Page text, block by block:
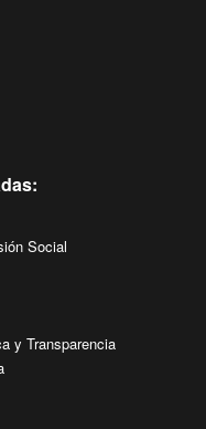
Social
y Transparencia